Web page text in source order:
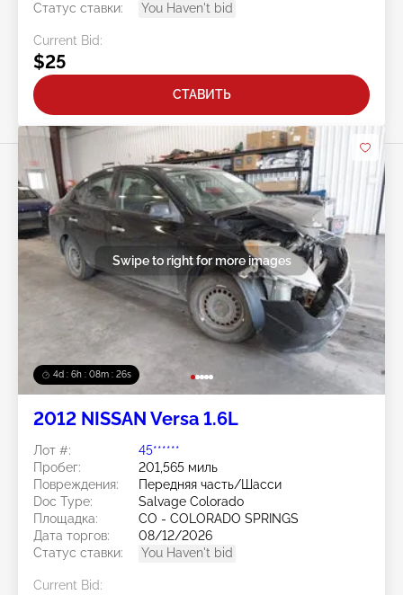
Статус ставки:
You Haven't bid
Current Bid:
$25
СТАВИТЬ
4d : 6h : 08m : 24s
Swipe to right for more images
2012 NISSAN Versa 1.6L
Лот #:
45******
Пробег:
201,565 миль
Повреждения:
Передняя часть/Шасси
Doc Type:
Salvage Colorado
Площадка:
CO - COLORADO SPRINGS
Дата торгов:
08/12/2026
Статус ставки:
You Haven't bid
Current Bid: